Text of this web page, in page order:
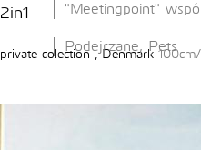
"Meetingpoint"
Podejrzane, Pets
2in1
private colection , Denmark